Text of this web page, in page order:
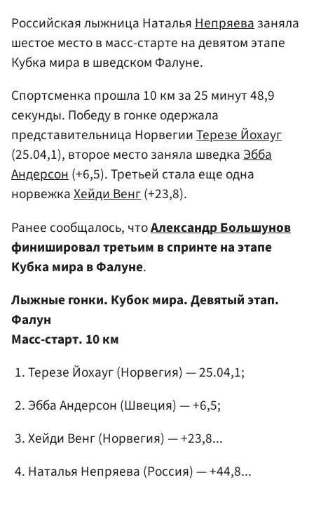
Российская лыжница НатальяНепряевазаняла
шестое место в масс-старте на девятом этапе
Кубка мира в шведском Фалуне.
Спортсменка прошла 10 км за 25 минут 48,9
секунды. Победу в гонке одержала
представительница НорвегииТерезе Йохауг
(25.04,1), второе место заняла шведкаЭбба
Андерсон(+6,5). Третьей стала еще одна
норвежкаХейди Венг(+23,8).
Ранее сообщалось, чтоАлександр Большунов
финишировал третьим в спринте на этапе
Кубка мира в Фалуне.
Лыжные гонки. Кубок мира. Девятый этап.
Фалун
Масс-старт. 10 км
Терезе Йохауг (Норвегия) — 25.04,1;
Эбба Андерсон (Швеция) — +6,5;
Хейди Венг (Норвегия) — +23,8...
Наталья Непряева (Россия) — +44,8...